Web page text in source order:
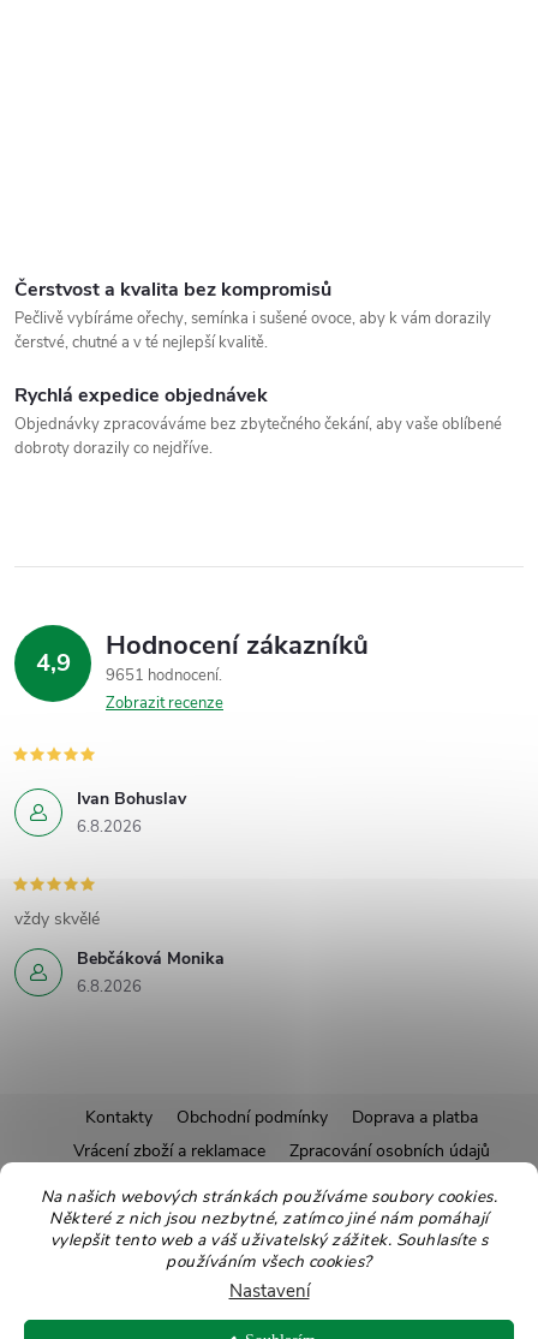
Na našich webových stránkách používáme soubory cookies.
Některé z nich jsou nezbytné, zatímco jiné nám pomáhají
vylepšit tento web a váš uživatelský zážitek. Souhlasíte s
používáním všech cookies?
Nastavení
Čerstvost a kvalita bez kompromisů
Pečlivě vybíráme ořechy, semínka i sušené ovoce, aby k vám dorazily
čerstvé, chutné a v té nejlepší kvalitě.
Rychlá expedice objednávek
Objednávky zpracováváme bez zbytečného čekání, aby vaše oblíbené
dobroty dorazily co nejdříve.
4,9 Hodnocení zákazníků
9651 hodnocení
Zobrazit recenze
Ivan Bohuslav
6.8.2026
Bebčáková Monika
6.8.2026
vždy skvělé
á
Kontakty Obchodní podmínky
Doprava a platba
Vrácení zboží a reklamace
Zpracování osobních údajů
Pravidla soutěží
Affiliate program
Pro nové dodavatele
Ekologické balení Moje objednávka
Copyright 2026Zdravoslav. Všechna práva vyhrazena.Upravit nastavení